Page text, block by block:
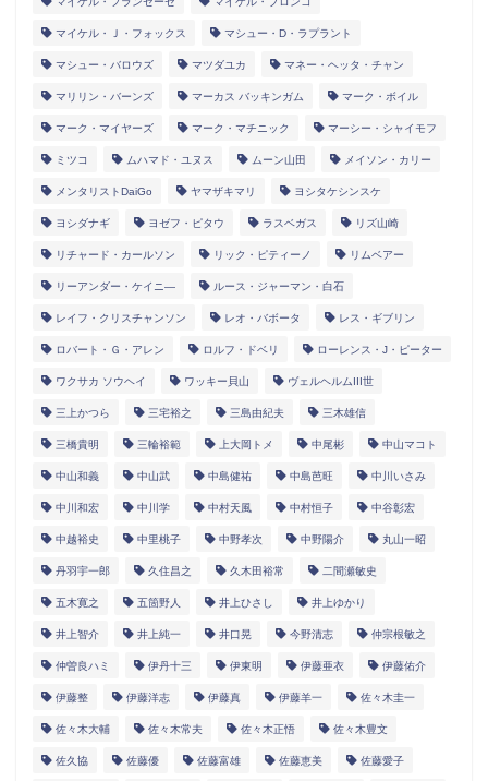
マイケル・Ｊ・フォックス マシュー・D・ラプラント
マシュー・バロウズ マツダユカ マネー・ヘッタ・チャン
マリリン・バーンズ マーカス バッキンガム マーク・ボイル
マーク・マイヤーズ マーク・マチニック マーシー・シャイモフ
ミツコ ムハマド・ユヌス ムーン山田 メイソン・カリー
メンタリストDaiGo ヤマザキマリ ヨシタケシンスケ
ヨシダナギ ヨゼフ・ピタウ ラスベガス リズ山崎
リチャード・カールソン リック・ピティーノ リムベアー
リーアンダー・ケイニ― ルース・ジャーマン・白石
レイフ・クリスチャンソン レオ・バボータ レス・ギブリン
ロバート・Ｇ・アレン ロルフ・ドベリ ローレンス・J・ピーター
ワクサカ ソウヘイ ワッキー貝山 ヴェルヘルムIII世
三上かつら 三宅裕之 三島由紀夫 三木雄信
三橋貴明 三輪裕範 上大岡トメ 中尾彬 中山マコト
中山和義 中山武 中島健祐 中島芭旺 中川いさみ
中川和宏 中川学 中村天風 中村恒子 中谷彰宏
中越裕史 中里桃子 中野孝次 中野陽介 丸山一昭
丹羽宇一郎 久住昌之 久木田裕常 二間瀬敏史
五木寛之 五箇野人 井上ひさし 井上ゆかり
井上智介 井上純一 井口晃 今野清志 仲宗根敏之
仲曽良ハミ 伊丹十三 伊東明 伊藤亜衣 伊藤佑介
伊藤整 伊藤洋志 伊藤真 伊藤羊一 佐々木圭一
佐々木大輔 佐々木常夫 佐々木正悟 佐々木豊文
佐久協 佐藤優 佐藤富雄 佐藤恵美 佐藤愛子